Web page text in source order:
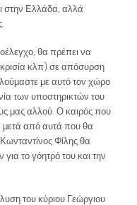
στην Ελλάδα, αλλά
θα πρέπει να
κλπ) σε απόσυρση
με αυτό τον χώρο
των υποστηρικτών του
μας αλλού. Ο καιρός που
μετά από αυτά που θα
Φίλης θα
το γόητρό του και την
του κύριου Γεώργιου